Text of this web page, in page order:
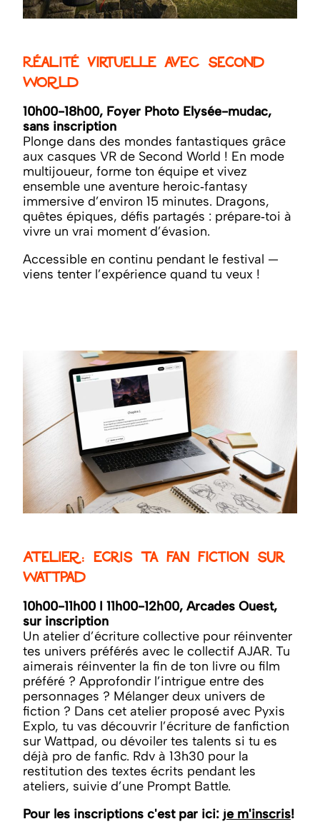
Réalité virtuelle avec Second
World
10h00-18h00, Foyer Photo Elysée-mudac,
sans inscription
Plonge dans des mondes fantastiques grâce
aux casques VR de Second World ! En mode
multijoueur, forme ton équipe et vivez
ensemble une aventure heroic‑fantasy
immersive d’environ 15 minutes. Dragons,
quêtes épiques, défis partagés : prépare‑toi à
vivre un vrai moment d’évasion.
Accessible en continu pendant le festival —
viens tenter l’expérience quand tu veux !
Atelier: Ecris ta fan fiction sur
Wattpad
10h00-11h00 I 11h00-12h00, Arcades Ouest,
sur inscription
Un atelier d’écriture collective pour réinventer
tes univers préférés avec le collectif AJAR. Tu
aimerais réinventer la fin de ton livre ou film
préféré ? Approfondir l’intrigue entre des
personnages ? Mélanger deux univers de
fiction ? Dans cet atelier proposé avec Pyxis
Explo, tu vas découvrir l’écriture de fanfiction
sur Wattpad, ou dévoiler tes talents si tu es
déjà pro de fanfic. Rdv à 13h30 pour la
restitution des textes écrits pendant les
ateliers, suivie d’une Prompt Battle.
Pour les inscriptions c'est par ici: je m'inscris!